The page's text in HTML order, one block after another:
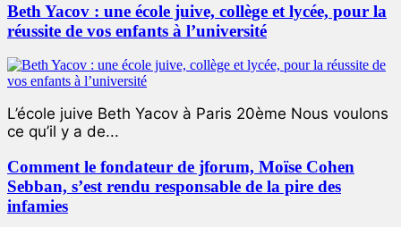
Beth Yacov : une école juive, collège et lycée, pour la
réussite de vos enfants à l’université
L’école juive Beth Yacov à Paris 20ème Nous voulons
ce qu’il y a de...
Comment le fondateur de jforum, Moïse Cohen
Sebban, s’est rendu responsable de la pire des
infamies